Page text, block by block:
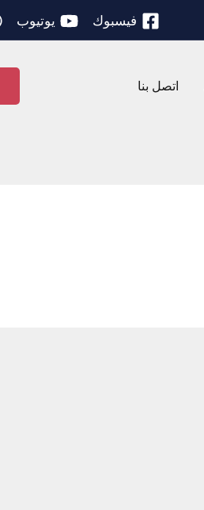
فيسبوك يوتيوب
اتصل بنا